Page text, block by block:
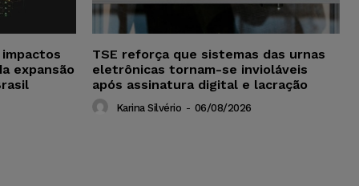
expansão
TSE reforça que sistemas das urnas
eletrônicas tornam-se invioláveis
após assinatura digital e lacração
Karina Silvério - 06/08/2026